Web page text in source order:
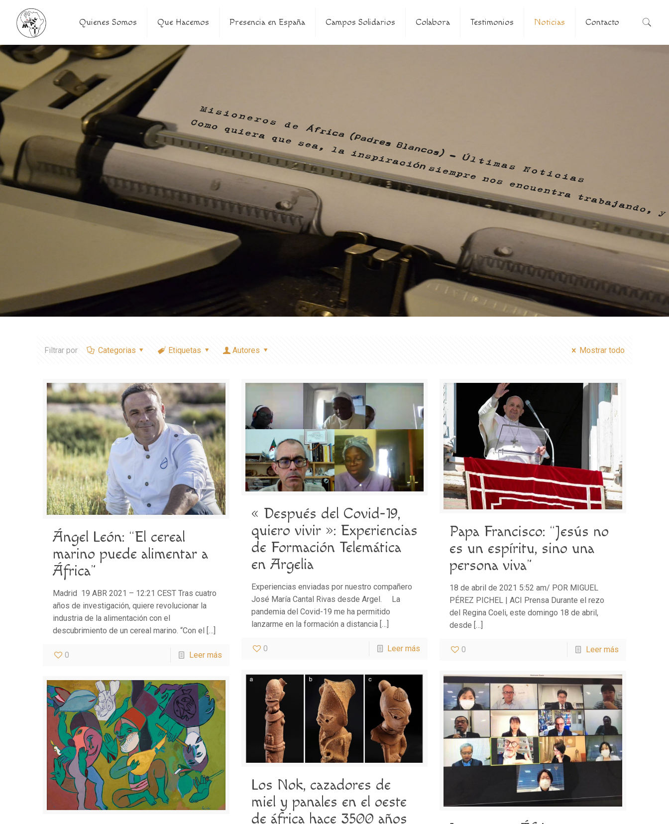
Quienes Somos Que Hacemos Presencia en España Campos Solidarios Colabora Testimonios Noticias Contacto
Filtrar por Categorias Etiquetas Autores Mostrar todo
Ángel León: “El cereal
marino puede alimentar a
África”
Madrid 19 ABR 2021 – 12:21 CEST Tras cuatro
años de investigación, quiere revolucionar la
industria de la alimentación con el
descubrimiento de un cereal marino. “Con el […]
0 Leer más
« Después del Covid-19,
quiero vivir »: Experiencias
de Formación Telemática
en Argelia
Experiencias enviadas por nuestro compañero
José María Cantal Rivas desde Argel. La
pandemia del Covid-19 me ha permitido
lanzarme en la formación a distancia[…]
0 Leer más
Papa Francisco: “Jesús no
es un espíritu, sino una
persona viva”
18 de abril de 2021 5:52 am/ POR MIGUEL
PÉREZ PICHEL | ACI Prensa Durante el rezo
del Regina Coeli, este domingo 18 de abril,
desde […]
0 Leer más
Los Nok, cazadores de
miel y panales en el oeste
de áfrica hace 3500 años